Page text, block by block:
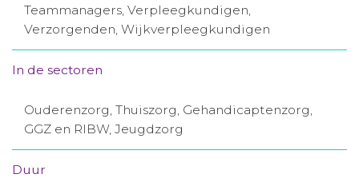
Teammanagers, Verpleegkundigen,
Verzorgenden, Wijkverpleegkundigen
In de sectoren
Ouderenzorg, Thuiszorg, Gehandicaptenzorg,
GGZ en RIBW, Jeugdzorg
Duur